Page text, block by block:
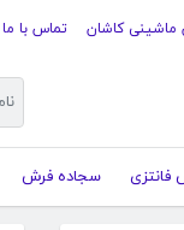
ماشینی کاشان تماس با ما
فانتزی سجاده فرش